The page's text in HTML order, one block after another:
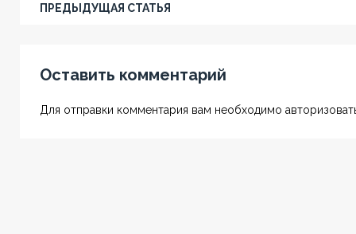
ПРЕДЫДУЩАЯ СТАТЬЯ
Оставить комментарий
Для отправки комментария вам необходимо